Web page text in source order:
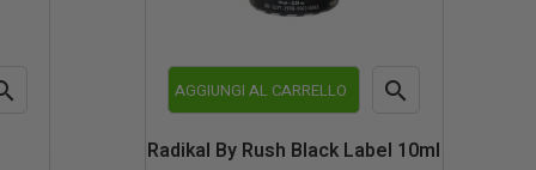
AGGIUNGI AL CARRELLO 
Radikal By Rush Black Label 10ml